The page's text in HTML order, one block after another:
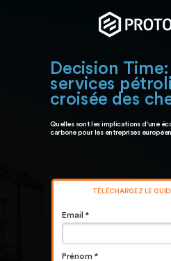
Decision Time:
services
croisée des
Quelles sont les implications d'une
carbone pour les entreprises
Email *
Prénom *
TÉLÉCHARGEZ LE